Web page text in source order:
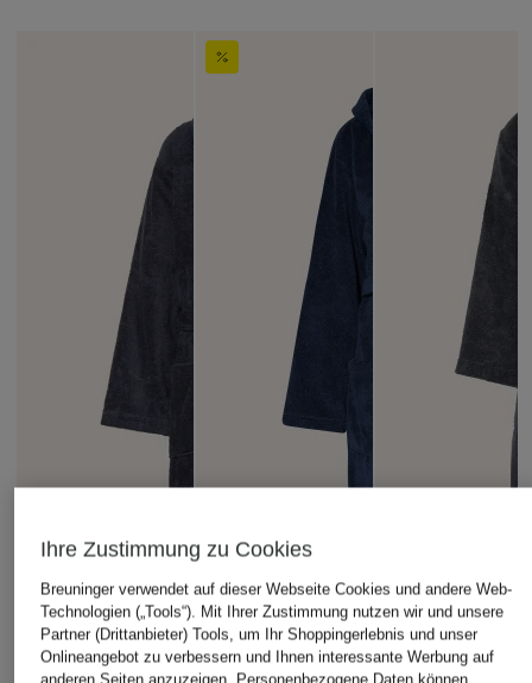
Ihre Zustimmung zu Cookies
Breuninger verwendet auf dieser Webseite Cookies und andere Web-
Technologien („Tools“). Mit Ihrer Zustimmung nutzen wir und unsere
Partner (Drittanbieter) Tools, um Ihr Shoppingerlebnis und unser
Onlineangebot zu verbessern und Ihnen interessante Werbung auf
anderen Seiten anzuzeigen. Personenbezogene Daten können